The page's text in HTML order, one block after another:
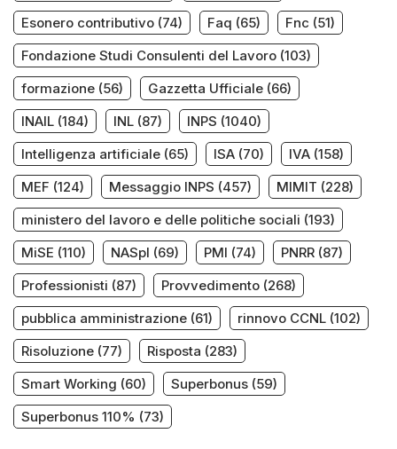
Esonero contributivo (74) Faq (65) Fnc (51)
Fondazione Studi Consulenti del Lavoro (103)
formazione (56) Gazzetta Ufficiale (66)
INAIL (184) INL (87) INPS (1040)
Intelligenza artificiale (65) ISA (70) IVA (158)
MEF (124) Messaggio INPS (457) MIMIT (228)
ministero del lavoro e delle politiche sociali (193)
MiSE (110) NASpI (69) PMI (74) PNRR (87)
Professionisti (87) Provvedimento (268)
pubblica amministrazione (61) rinnovo CCNL (102)
Risoluzione (77) Risposta (283)
Smart Working (60) Superbonus (59)
Superbonus 110% (73)